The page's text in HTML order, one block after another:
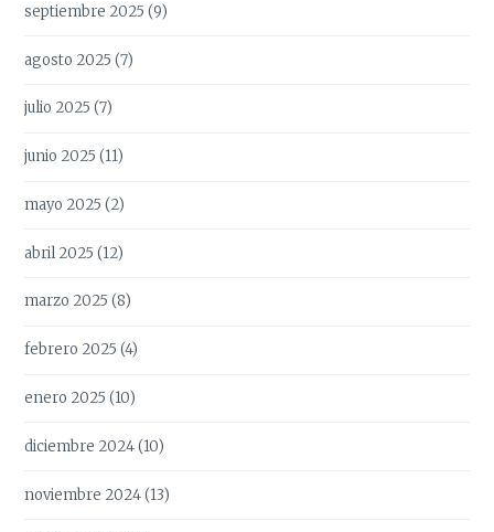
septiembre 2025 (9)
agosto 2025 (7)
julio 2025 (7)
junio 2025 (11)
mayo 2025 (2)
abril 2025 (12)
marzo 2025 (8)
febrero 2025 (4)
enero 2025 (10)
diciembre 2024(10)
noviembre 2024(13)